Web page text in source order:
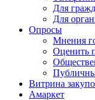
Для
Для
Опросы
Мнения
Оценить
Витрина
Амаркет